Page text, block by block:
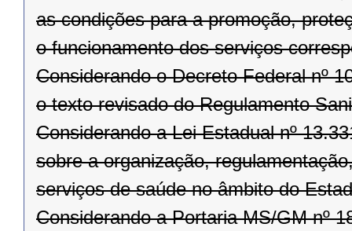
as condições para a promoção,
o funcionamento dos serviços
Considerando o Decreto Federal nº
o texto revisado do Regulamento
Considerando a Lei Estadual nº
sobre a organização,
serviços de saúde no âmbito do
Considerando a Portaria MS/GM nº